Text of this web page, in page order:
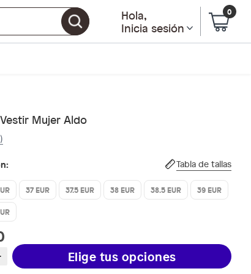
Hola,
Inicia sesión
0
Mujer Aldo
Tabla de tallas
37 EUR 37.5 EUR 38 EUR 38.5 EUR
39 EUR
Elige tus opciones